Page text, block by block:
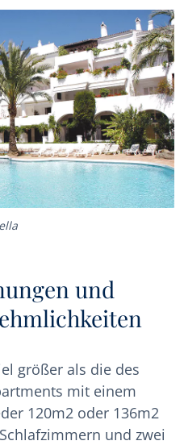
und
größer als die des
mit einem
120m2 oder 136m2
und zwei